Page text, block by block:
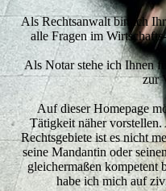
Als Rechtsanwalt bin ich Ihr
alle Fragen im
Als Notar stehe ich Ihnen
zur
Auf dieser Homepage
Tätigkeit näher
Rechtsgebiete ist es nicht
seine Mandantin oder
gleichermaßen kompetent
habe ich mich auf